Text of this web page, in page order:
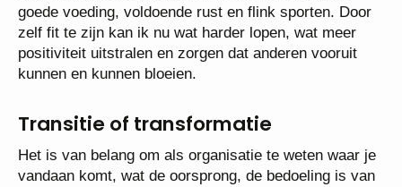
goede voeding, voldoende rust en flink sporten. Door
zelf fit te zijn kan ik nu wat harder lopen, wat meer
positiviteit uitstralen en zorgen dat anderen vooruit
kunnen en kunnen bloeien.
Transitie of transformatie
Het is van belang om als organisatie te weten waar je
vandaan komt, wat de oorsprong, de bedoeling is van